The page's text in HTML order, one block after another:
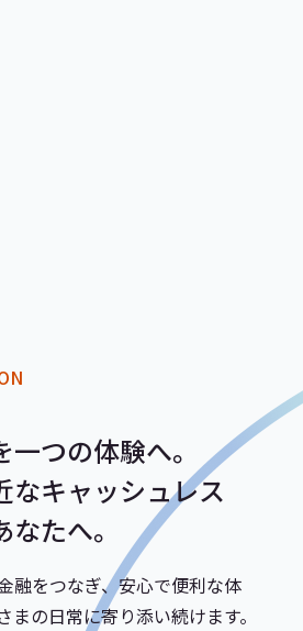
つの体験へ。
なキャッシュレス
たへ。
融をつなぎ、安心で便利な体
まの日常に寄り添い続けます。